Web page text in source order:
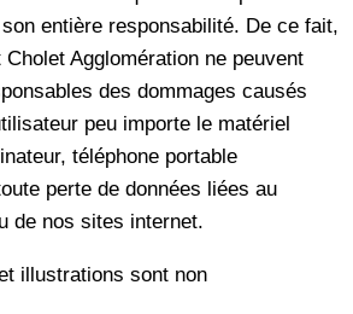
entière responsabilité. De ce fait,
Agglomération ne peuvent
des dommages causés
peu importe le matériel
téléphone portable
perte de données liées au
de nos sites internet.
illustrations sont non